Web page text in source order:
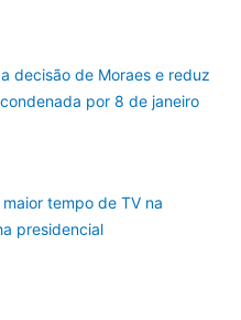
decisão de Moraes e reduz
por 8 de janeiro
tempo de TV na
presidencial